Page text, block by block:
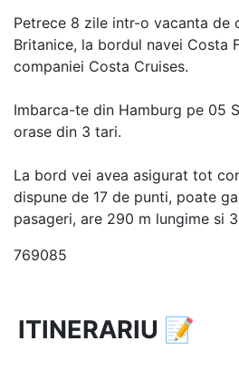
Petrece 8 zile intr-o vacanta de
Britanice, la bordul navei Costa
companiei Costa Cruises.
Imbarca-te din Hamburg pe 05
orase din 3 tari.
La bord vei avea asigurat tot
dispune de 17 de punti, poate
pasageri, are 290 m lungime si
769085
8 zile vacanta de croaziera in
link oferta
ITINERARIU 📝